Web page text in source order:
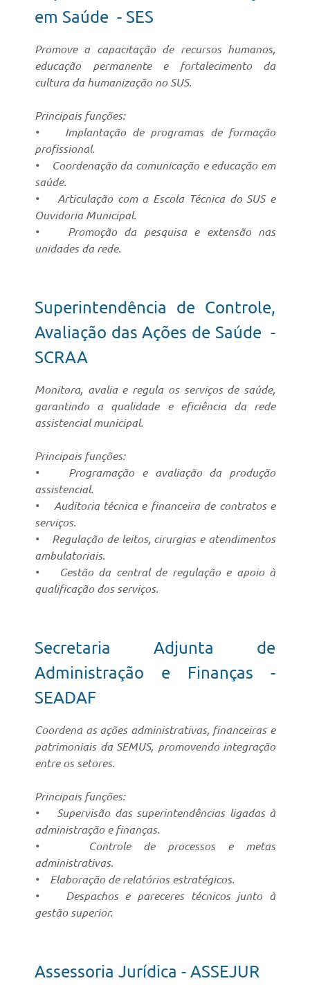
em Saúde - SES
Promove a capacitação de recursos humanos,
educação permanente e fortalecimento da
cultura da humanização no SUS.
Principais funções:
• Implantação de programas de formação
profissional.
• Coordenação da comunicação e educação em
saúde.
• Articulação com a Escola Técnica do SUS e
Ouvidoria Municipal.
• Promoção da pesquisa e extensão nas
unidades da rede.
Superintendência de Controle,
Avaliação das Ações de Saúde -
SCRAA
Monitora, avalia e regula os serviços de saúde,
garantindo a qualidade e eficiência da rede
assistencial municipal.
Principais funções:
• Programação e avaliação da produção
assistencial.
• Auditoria técnica e financeira de contratos e
serviços.
• Regulação de leitos, cirurgias e atendimentos
ambulatoriais.
• Gestão da central de regulação e apoio à
qualificação dos serviços.
Secretaria Adjunta de
Administração e Finanças -
SEADAF
Coordena as ações administrativas, financeiras e
patrimoniais da SEMUS, promovendo integração
entre os setores.
Principais funções:
• Supervisão das superintendências ligadas à
administração e finanças.
• Controle de processos e metas
administrativas.
• Elaboração de relatórios estratégicos.
• Despachos e pareceres técnicos junto à
gestão superior.
Assessoria Jurídica - ASSEJUR